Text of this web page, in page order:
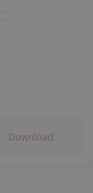
Download